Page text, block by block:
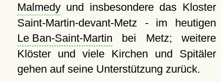
Malmedyund insbesondere das Kloster
Saint-Martin-devant-Metz - im heutigen
Le Ban-Saint-Martin bei Metz; weitere
Klöster und viele Kirchen und Spitäler
gehen auf seine Unterstützung zurück.